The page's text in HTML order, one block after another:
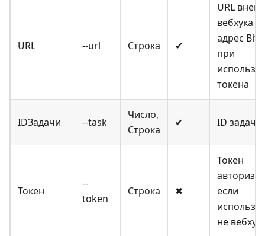
URL --url Строка ✔
URL
вебхука
адрес
при
токена
IDЗадачи --task
Число,
Строка
✔ ID задачи
Токен
--
token
Строка ✖
Токен
если
не вебхук